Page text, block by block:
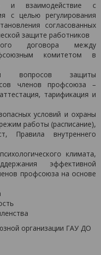
и взаимодействие с
с целью регулирования
согласованных
защите работников
договора между
комитетом в
вопросов защиты
членов профсоюза –
тарификация и
условий и охраны
работы (расписание),
Правила внутреннего
климата,
эффективной
профсоюза на основе
организации ГАУ ДО